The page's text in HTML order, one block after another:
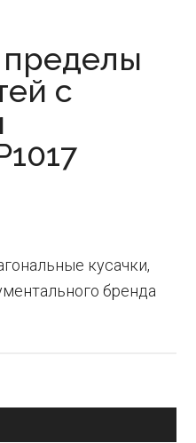
с
кусачки,
бренда